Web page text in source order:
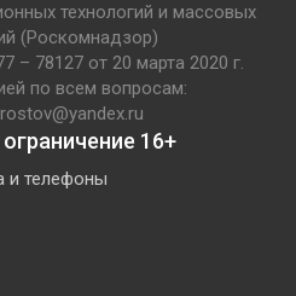
технологий и массовых
(Роскомнадзор)
78127 от 20 марта 2020 г.
по всем вопросам:
16+
и телефоны